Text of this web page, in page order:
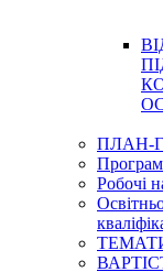
ПЛАН-
Робочі